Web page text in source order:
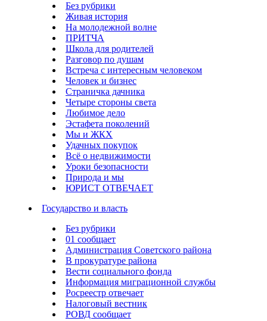
Без рубрики
Живая история
На молодежной волне
ПРИТЧА
Школа для родителей
Разговор по душам
Встреча с интересным человеком
Человек и бизнес
Страничка дачника
Четыре стороны света
Любимое дело
Эстафета поколений
Мы и ЖКХ
Удачных покупок
Всё о недвижимости
Уроки безопасности
Природа и мы
ЮРИСТ ОТВЕЧАЕТ
Государство и власть
Без рубрики
01 сообщает
Администрация Советского района
В прокуратуре района
Вести социального фонда
Информация миграционной службы
Росреестр отвечает
Налоговый вестник
РОВД сообщает